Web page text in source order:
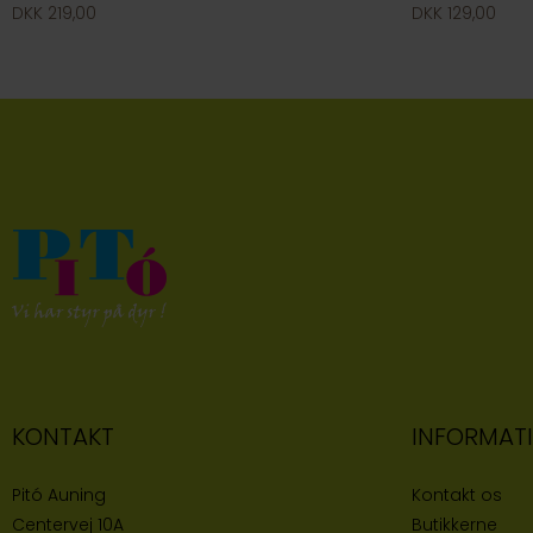
DKK 219,00
DKK 129,00
KONTAKT
Pitó Auning
Centervej 10A
Kontakt os
Butikkerne